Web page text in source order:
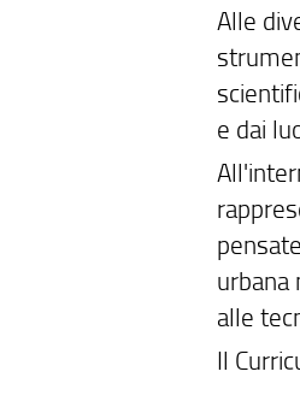
Alle
e dai
urbana
alle
Il